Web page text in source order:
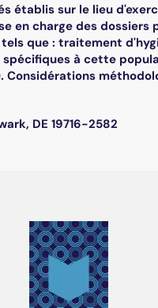
sur le lieu
en charge des
que : traitement
à cette
Considérations
DE 19716-2582